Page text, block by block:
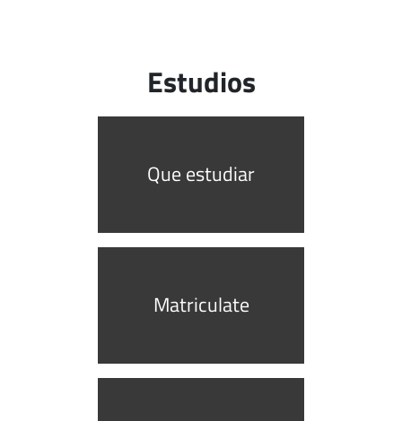
Estudios
Que estudiar
Matriculate